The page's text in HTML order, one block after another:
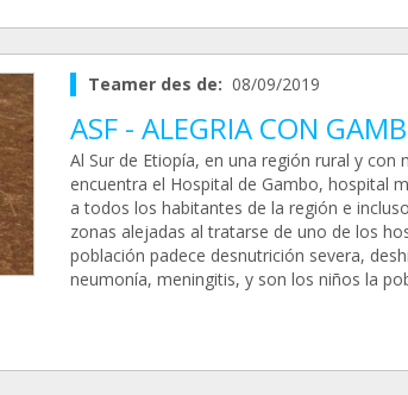
Teamer des de: 08/09/2019
ASF - ALEGRIA CON
Al Sur de Etiopía, en una región rural y
encuentra el Hospital de Gambo, hospital
a todos los habitantes de la región e
zonas alejadas al tratarse de uno de los
población padece desnutrición severa,
neumonía, meningitis, y son los niños la